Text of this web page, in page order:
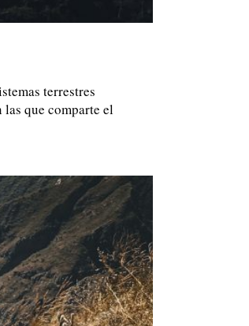
terrestres
que comparte el